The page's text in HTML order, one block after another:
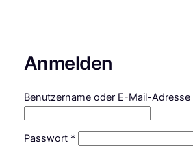
Anmelden
Benutzername oder E-Mail-Adresse
Passwort *Erforderlich